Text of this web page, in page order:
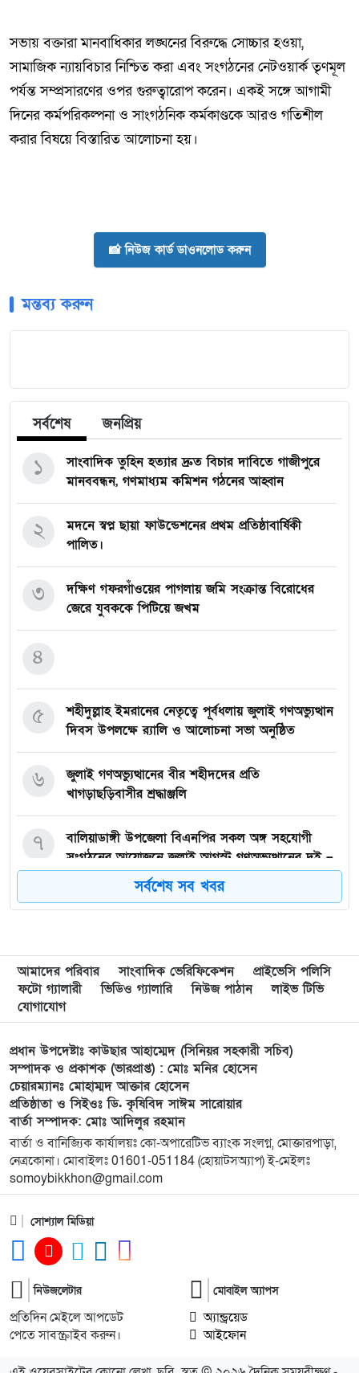
সভায় বক্তারা মানবাধিকার লঙ্ঘনের বিরুদ্ধে সোচ্চার হওয়া,
সামাজিক ন্যায়বিচার নিশ্চিত করা এবং সংগঠনের নেটওয়ার্ক তৃণমূল
পর্যন্ত সম্প্রসারণের ওপর গুরুত্বারোপ করেন। একই সঙ্গে আগামী
দিনের কর্মপরিকল্পনা ও সাংগঠনিক কর্মকাণ্ডকে আরও গতিশীল
করার বিষয়ে বিস্তারিত আলোচনা হয়।
📸 নিউজ কার্ড ডাওনলোড করুন
মন্তব্য করুন
সর্বশেষ জনপ্রিয়
সাংবাদিক তুহিন হত্যার দ্রুত বিচার দাবিতে গাজীপুরে
মানববন্ধন, গণমাধ্যম কমিশন গঠনের আহ্বান
১
মদনে স্বপ্ন ছায়া ফাউন্ডেশনের প্রথম প্রতিষ্ঠাবার্ষিকী
পালিত।
২
দক্ষিণ গফরগাঁওয়ের পাগলায় জমি সংক্রান্ত বিরোধের
জেরে যুবককে পিটিয়ে জখম
৩
৪
শহীদুল্লাহ ইমরানের নেতৃত্বে পূর্বধলায় জুলাই গণঅভ্যুত্থান
দিবস উপলক্ষে র‍্যালি ও আলোচনা সভা অনুষ্ঠিত
৫
জুলাই গণঅভ্যুত্থানের বীর শহীদদের প্রতি
খাগড়াছড়িবাসীর শ্রদ্ধাঞ্জলি
৬
বালিয়াডাঙ্গী উপজেলা বিএনপির সকল অঙ্গ সহযোগী
সংগঠনের আয়োজনে জুলাই আগস্ট গণঅভ্যুত্থানের দুই –
বছর পূর্তি উপলক্ষে আনন্দ মিছিল ও শোভাযাত্রা অনুষ্ঠিত,
৭
লংগাইরে মোহাইমিনুল ইসলাম জনির সমর্থনে বিশাল
উঠান বৈঠক। যোগ্যতা ও নতুন নেতৃত্বের প্রতীক জনিই
সেরা
৯
মুন্সী ছাবির উদ্দিন আহ্ম্মদ ওয়াক্ ফ এস্টেট লামকাইন
জামে মসজিদের নতুন ব্যবস্থাপনা কমিটি গঠন:
১০
পূর্বধলায় যে বিদ্যালয়ে পড়েছেন, সেই বিদ্যালয়েই এমপি
হিসেবে সংবর্ধিত মানসুরা আলম
১১
বি এনপি নেতা কে মারধর দলিল লেখক রহিছ কে প্রধান
আসামি করে থানায় অভিযোগ। ‎
১২
পানছড়িতে শিক্ষা ও ধর্মীয় প্রতিষ্ঠানে বিজিবির অনুদান
১৩
সবুজায়নে সেনাবাহিনীর ব্যতিক্রমী উদ্যোগ,
খাগড়াছড়িতে ৩৫ হাজার চারা বিতরণ
১৪
সর্বশেষ সব খবর
আমাদের পরিবার সাংবাদিক ভেরিফিকেশন
প্রাইভেসি পলিসি
ফটো গ্যালারী
ভিডিও গ্যালারি নিউজ পাঠান
লাইভ টিভি
যোগাযোগ
প্রধান উপদেষ্টাঃ কাউছার আহাম্মেদ (সিনিয়র সহকারী সচিব)
সম্পাদক ও প্রকাশক (ভারপ্রাপ্ত) : মোঃ মনির হোসেন
চেয়ারম্যানঃ মোহাম্মদ আক্তার হোসেন
প্রতিষ্ঠাতা ও সিইওঃ ডি. কৃষিবিদ সাঈম সারোয়ার
বার্তা সম্পাদক: মোঃ আদিলুর রহমান
বার্তা ও বানিজ্যিক কার্যালয়ঃ কো-অপারেটিভ ব্যাংক সংলগ্ন, মোক্তারপাড়া,
নেত্রকোনা। মোবাইলঃ 01601-051184 (হোয়াটসঅ্যাপ) ই-মেইলঃ
somoybikkhon@gmail.com
সোশ্যাল মিডিয়া
নিউজলেটার
প্রতিদিন মেইলে আপডেট
পেতে সাবস্ক্রাইব করুন।
মোবাইল অ্যাপস
অ্যান্ড্রয়েড
আইফোন